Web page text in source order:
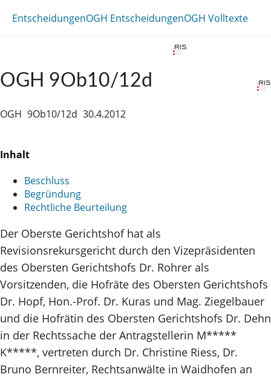
EntscheidungenOGH EntscheidungenOGH Volltexte
OGH 9Ob10/12d
OGH 9Ob10/12d 30.4.2012
Inhalt
Beschluss
Begründung
Rechtliche Beurteilung
Der Oberste Gerichtshof hat als
Revisionsrekursgericht durch den Vizepräsidenten
des Obersten Gerichtshofs Dr. Rohrer als
Vorsitzenden, die Hofräte des Obersten Gerichtshofs
Dr. Hopf, Hon.-Prof. Dr. Kuras und Mag. Ziegelbauer
und die Hofrätin des Obersten Gerichtshofs Dr. Dehn
in der Rechtssache der Antragstellerin M*****
K*****, vertreten durch Dr. Christine Riess, Dr.
Bruno Bernreiter, Rechtsanwälte in Waidhofen an